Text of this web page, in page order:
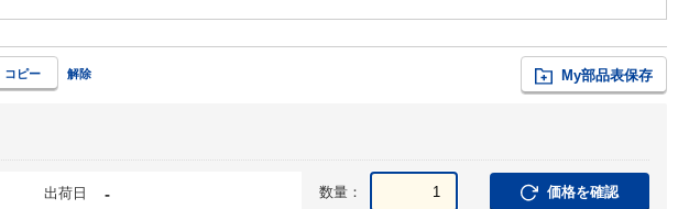
コピー 解除 My部品表保存
出荷日 - 数量： 価格を確認